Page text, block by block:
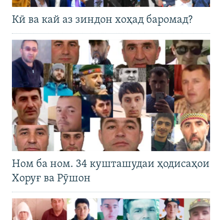
Кӣ ва кай аз зиндон хоҳад баромад?
Ном ба ном. 34 кушташудаи ҳодисаҳои
Хоруғ ва Рӯшон